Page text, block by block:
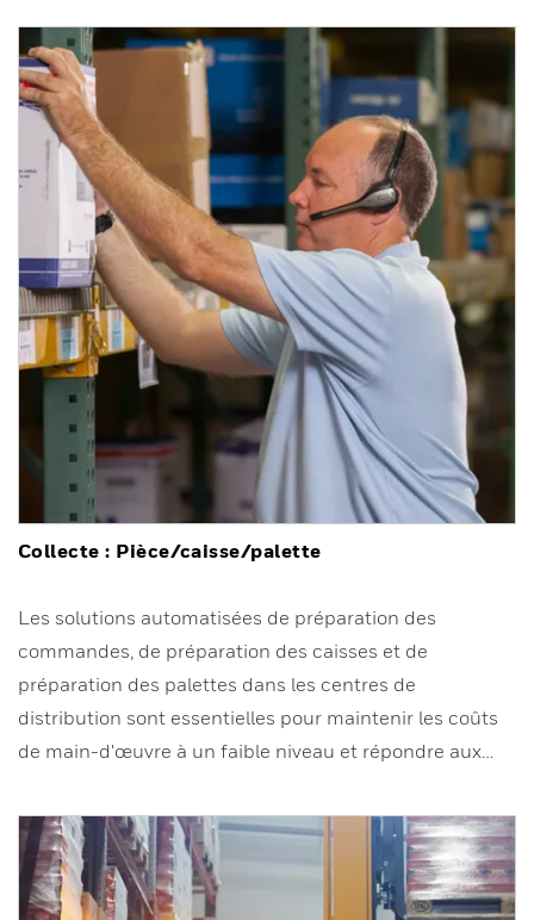
Collecte : Pièce/caisse/palette
Les solutions automatisées de préparation des
commandes, de préparation des caisses et de
préparation des palettes dans les centres de
distribution sont essentielles pour maintenir les coûts
de main-d'œuvre à un faible niveau et répondre aux…